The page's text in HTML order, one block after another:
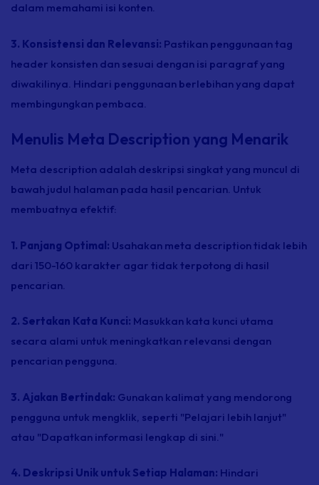
dalam memahami isi konten.
3. Konsistensi dan Relevansi: Pastikan penggunaantag
header konsisten dan sesuai dengan isi paragraf yang
diwakilinya. Hindari penggunaan berlebihan yang dapat
membingungkan pembaca.
Menulis Meta Description yang Menarik
Meta description adalah deskripsi singkat yang muncul di
bawah judul halaman pada hasil pencarian. Untuk
membuatnya efektif:
1. Panjang Optimal: Usahakan meta descriptiontidak lebih
dari 150-160 karakter agar tidak terpotong di hasil
pencarian.
2. Sertakan Kata Kunci: Masukkan kata kunci utama
secara alami untuk meningkatkan relevansi dengan
pencarian pengguna.
3. Ajakan Bertindak: Gunakan kalimat yang mendorong
pengguna untuk mengklik, seperti "Pelajari lebih lanjut"
atau "Dapatkan informasi lengkap di sini."
4. Deskripsi Unik untuk Setiap Halaman: Hindari